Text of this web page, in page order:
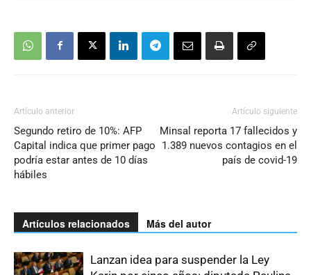
Artículo anterior
Segundo retiro de 10%: AFP
Capital indica que primer pago
podría estar antes de 10 días
hábiles
Artículo siguiente
Minsal reporta 17 fallecidos y
1.389 nuevos contagios en el
país de covid-19
Artículos relacionados Más del autor
Lanzan idea para suspender la Ley